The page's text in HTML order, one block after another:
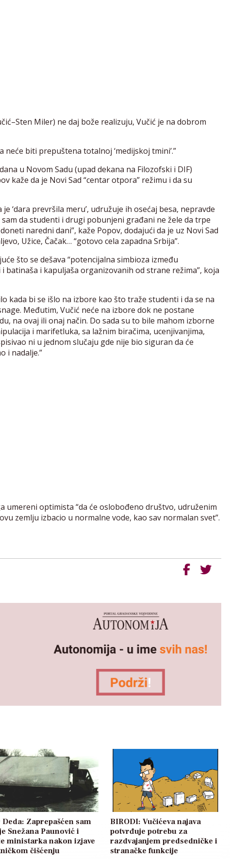
Miler) ne daj bože realizuju, Vučić je na dobrom
neće biti prepuštena totalnoj ‘medijskoj tmini’.”
u Novom Sadu (upad dekana na Filozofski i DIF)
kaže da je Novi Sad “centar otpora” režimu i da su
‘dara prevršila meru’, udružuje ih osećaj besa, nepravde
da studenti i drugi pobunjeni građani ne žele da trpe
naredni dani”, kaže Popov, dodajući da je uz Novi Sad
Užice, Čačak… “gotovo cela zapadna Srbija”.
što se dešava “potencijalna simbioza između
i kapuljaša organizovanih od strane režima”, koja
kada bi se išlo na izbore kao što traže studenti i da se na
Međutim, Vučić neće na izbore dok ne postane
na ovaj ili onaj način. Do sada su to bile mahom izborne
i marifetluka, sa lažnim biračima, ucenjivanjima,
ni u jednom slučaju gde nije bio siguran da će
i nadalje.”
umereni optimista “da će oslobođeno društvo, udruženim
zemlju izbacio u normalne vode, kao sav normalan svet”.
Zaprepašćen sam
Snežana Paunović i
ministarka nakon izjave
čišćenju
BIRODI: Vučićeva najava
potvrđuje potrebu za
razdvajanjem predsedničke i
stranačke funkcije